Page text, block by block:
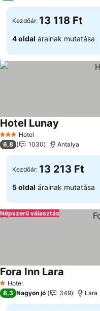
Kezdőár: 13 118 Ft
4 oldal árainak mutatása
3 Kategória
Hotel
Hotel Lunay
6,8 1030 Antalya
Kezdőár: 13 213 Ft
5 oldal árainak mutatása
Népszerű választás
1 Kategória
Hotel
Fora Inn Lara
8,3 Nagyon jó 349 Lara